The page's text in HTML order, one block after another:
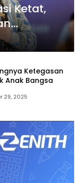
Ketat,
Ketegasan
Anak Bangsa
29, 2025